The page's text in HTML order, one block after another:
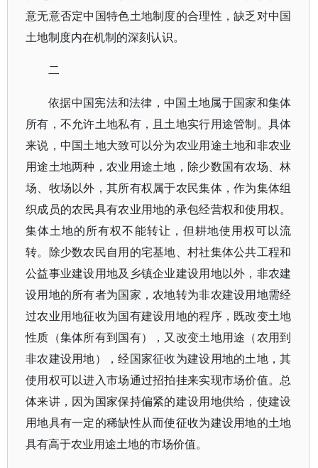
意无意否定中国特色土地制度的合理性，缺乏对中国
土地制度内在机制的深刻认识。
二
依据中国宪法和法律，中国土地属于国家和集体
所有，不允许土地私有，且土地实行用途管制。具体
来说，中国土地大致可以分为农业用途土地和非农业
用途土地两种，农业用途土地，除少数国有农场、林
场、牧场以外，其所有权属于农民集体，作为集体组
织成员的农民具有农业用地的承包经营权和使用权。
集体土地的所有权不能转让，但耕地使用权可以流
转。除少数农民自用的宅基地、村社集体公共工程和
公益事业建设用地及乡镇企业建设用地以外，非农建
设用地的所有者为国家，农地转为非农建设用地需经
过农业用地征收为国有建设用地的程序，既改变土地
性质（集体所有到国有），又改变土地用途（农用到
非农建设用地），经国家征收为建设用地的土地，其
使用权可以进入市场通过招拍挂来实现市场价值。总
体来讲，因为国家保持偏紧的建设用地供给，使建设
用地具有一定的稀缺性从而使征收为建设用地的土地
具有高于农业用途土地的市场价值。